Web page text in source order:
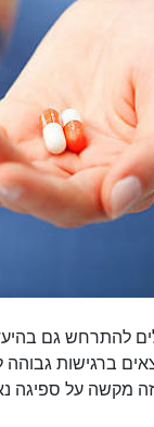
להתרחש גם
מקשה על ספיגה